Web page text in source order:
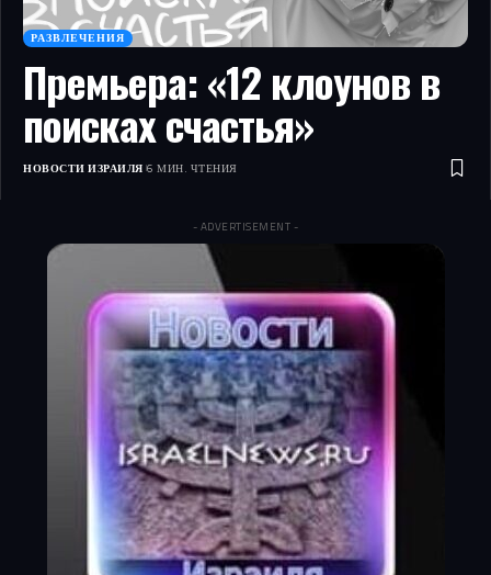
РАЗВЛЕЧЕНИЯ
Премьера: «12 клоунов в
поисках счастья»
НОВОСТИ ИЗРАИЛЯ 6 МИН. ЧТЕНИЯ
- ADVERTISEMENT -